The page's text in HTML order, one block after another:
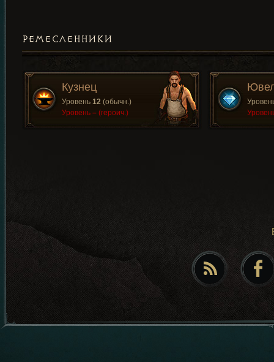
РЕМЕСЛЕННИКИ
Кузнец
Уровень 12 (обычн.)
Уровень – (героич.)